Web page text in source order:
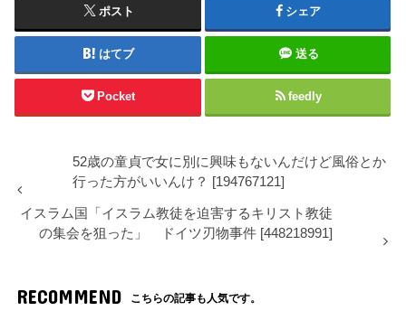
ポスト シェア
はてブ 送る
Pocket feedly
52歳の童貞で女に別に興味もないんだけど風俗とか
行った方がいいんけ？ [194767121]
イスラム国「イスラム教徒を迫害するキリスト教徒
の集会を狙った」 ドイツ刃物事件 [448218991]
RECOMMEND こちらの記事も人気です。